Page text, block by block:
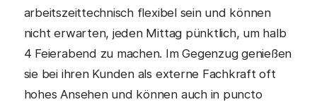
arbeitszeittechnisch flexibel sein und können
nicht erwarten, jeden Mittag pünktlich, um halb
4 Feierabend zu machen. Im Gegenzug genießen
sie bei ihren Kunden als externe Fachkraft oft
hohes Ansehen und können auch in puncto